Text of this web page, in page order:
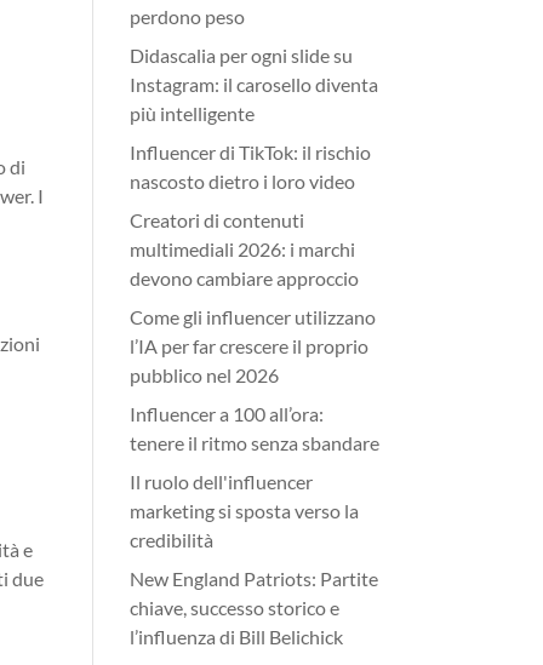
di
I
e
due
perdono peso
Didascalia per ogni slide su
Instagram: il carosello diventa
più intelligente
Influencer di TikTok: il rischio
nascosto dietro i loro video
Creatori di contenuti
multimediali 2026: i marchi
devono cambiare approccio
Come gli influencer utilizzano
l’IA per far crescere il proprio
pubblico nel 2026
Influencer a 100 all’ora:
tenere il ritmo senza sbandare
Il ruolo dell'influencer
marketing si sposta verso la
credibilità
New England Patriots: Partite
chiave, successo storico e
l’influenza di Bill Belichick